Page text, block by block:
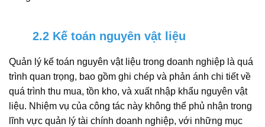
2.2 Kế toán nguyên vật liệu
Quản lý kế toán nguyên vật liệu trong doanh nghiệp là quá
trình quan trọng, bao gồm ghi chép và phản ánh chi tiết về
quá trình thu mua, tồn kho, và xuất nhập khẩu nguyên vật
liệu. Nhiệm vụ của công tác này không thể phủ nhận trong
lĩnh vực quản lý tài chính doanh nghiệp, với những mục